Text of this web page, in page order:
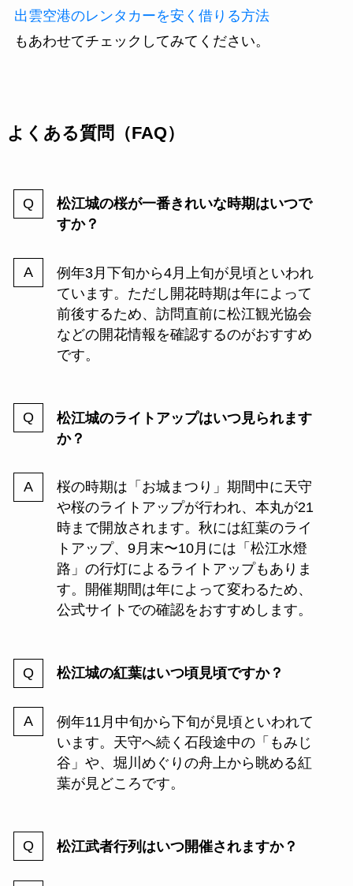
出雲空港のレンタカーを安く借りる方法
もあわせてチェックしてみてください。
よくある質問（FAQ）
松江城の桜が一番きれいな時期はいつで
すか？
例年3月下旬から4月上旬が見頃といわれ
ています。ただし開花時期は年によって
前後するため、訪問直前に松江観光協会
などの開花情報を確認するのがおすすめ
です。
松江城のライトアップはいつ見られます
か？
桜の時期は「お城まつり」期間中に天守
や桜のライトアップが行われ、本丸が21
時まで開放されます。秋には紅葉のライ
トアップ、9月末〜10月には「松江水燈
路」の行灯によるライトアップもありま
す。開催期間は年によって変わるため、
公式サイトでの確認をおすすめします。
松江城の紅葉はいつ頃見頃ですか？
例年11月中旬から下旬が見頃といわれて
います。天守へ続く石段途中の「もみじ
谷」や、堀川めぐりの舟上から眺める紅
葉が見どころです。
松江武者行列はいつ開催されますか？